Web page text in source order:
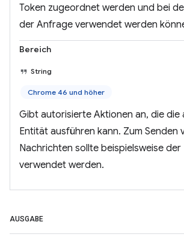
Token zugeordnet werden und bei
der Anfrage verwendet werden
Bereich
String
Chrome 46 und höher
Gibt autorisierte Aktionen an, die die
Entität ausführen kann. Zum Senden
Nachrichten sollte beispielsweise der
verwendet werden.
AUSGABE